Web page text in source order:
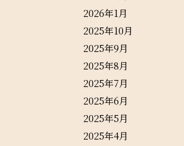
2026年1月
2025年10月
2025年9月
2025年8月
2025年7月
2025年6月
2025年5月
2025年4月